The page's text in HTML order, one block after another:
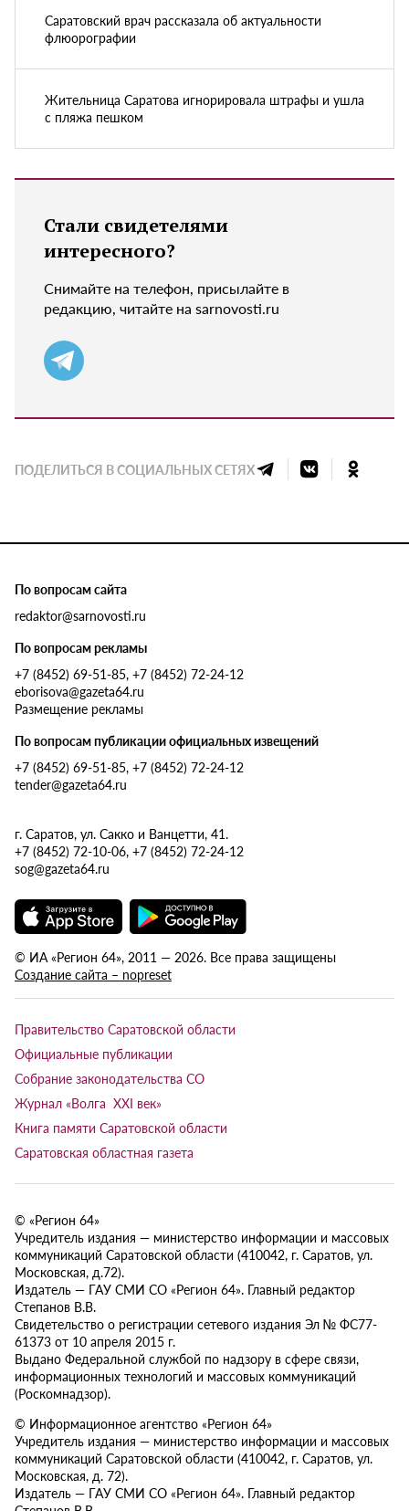
Саратовский врач рассказала об актуальности
флюорографии
Жительница Саратова игнорировала штрафы и ушла
с пляжа пешком
Стали свидетелями
интересного?
Снимайте на телефон, присылайте в
редакцию, читайте на sarnovosti.ru
ПОДЕЛИТЬСЯ В СОЦИАЛЬНЫХ СЕТЯХ
По вопросам сайта
redaktor@sarnovosti.ru
По вопросам рекламы
+7 (8452) 69-51-85, +7 (8452) 72-24-12
eborisova@gazeta64.ru
Размещение рекламы
По вопросам публикации официальных извещений
+7 (8452) 69-51-85, +7 (8452) 72-24-12
tender@gazeta64.ru
г. Саратов, ул. Сакко и Ванцетти, 41.
+7 (8452) 72-10-06, +7 (8452) 72-24-12
sog@gazeta64.ru
© ИА «Регион 64», 2011 — 2026. Все права защищены
Создание сайта – nopreset
Правительство Саратовской области
Официальные публикации
Собрание законодательства СО
Журнал «Волга XXI век»
Книга памяти Саратовской области
Саратовская областная газета
© «Регион 64»
Учредитель издания — министерство информации и массовых
коммуникаций Саратовской области (410042, г. Саратов, ул.
Московская, д.72).
Издатель — ГАУ СМИ СО «Регион 64». Главный редактор
Степанов В.В.
Свидетельство о регистрации сетевого издания Эл № ФС77-
61373 от 10 апреля 2015 г.
Выдано Федеральной службой по надзору в сфере связи,
информационных технологий и массовых коммуникаций
(Роскомнадзор).
© Информационное агентство «Регион 64»
Учредитель издания — министерство информации и массовых
коммуникаций Саратовской области (410042, г. Саратов, ул.
Московская, д. 72).
Издатель — ГАУ СМИ СО «Регион 64». Главный редактор